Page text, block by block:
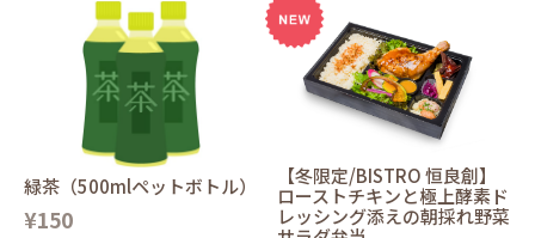
緑茶（500mlペットボトル）
¥150
【冬限定/BISTRO 恒良創】
ローストチキンと極上酵素ド
レッシング添えの朝採れ野菜